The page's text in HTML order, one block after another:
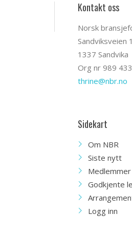
Kontakt oss
Norsk
Sandviksveien
1337 Sandvika
Org nr 989
thrine@nbr.no
Sidekart
Om NBR
Siste nytt
Medlemmer
Godkjente
Logg inn